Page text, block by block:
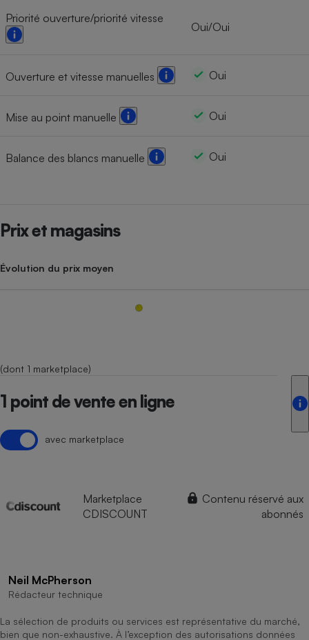
Priorité ouverture/priorité vitesse
Oui/Oui
Ouverture et vitesse manuelles Oui
Mise au point manuelle Oui
Balance des blancs manuelle Oui
Prix et magasins
Évolution du prix moyen
(dont 1 marketplace)
1 point de vente en ligne
avec marketplace
Marketplace
CDISCOUNT
Contenu réservé aux
abonnés
Neil McPherson
Rédacteur technique
La sélection de produits ou services est représentative du marché,
bien que non-exhaustive. À l’exception des autorisations données